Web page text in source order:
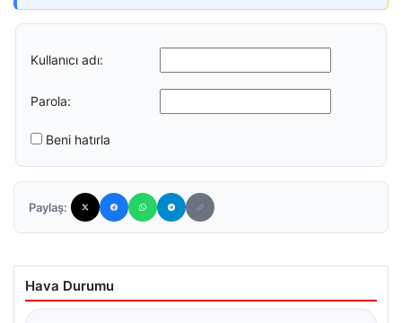
Kullanıcı adı:
Parola:
Beni hatırla
Paylaş:
Hava Durumu